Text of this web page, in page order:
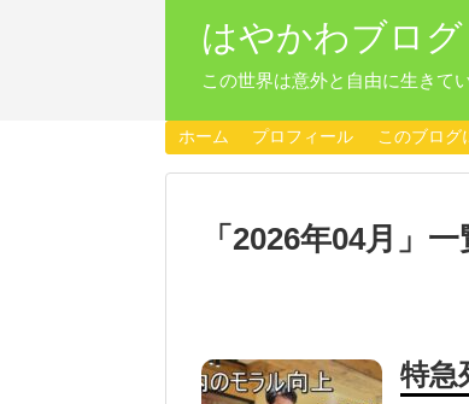
はやかわブログ
この世界は意外と自由に生きて
ホーム プロフィール このブログ
「 2026年04月 」 一
特急